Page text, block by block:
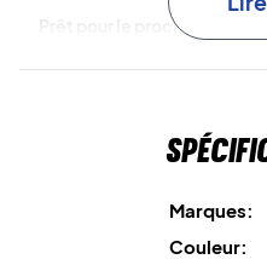
Prêt pour le prochain match
Marques:
Couleur: